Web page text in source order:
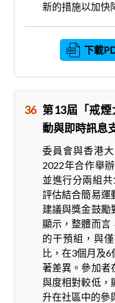
新的措施以加快
下載
36 第13屆「戒煙
動與即時訊息
委員會與香港
2022年合作舉
並進行分兩組共
評估結合簡易運
建議與獎金鼓勵
顯示，整體而言
的干預組，與
比，在3個月及
著差異。參加者
與度相對較低，
升在社區中的參